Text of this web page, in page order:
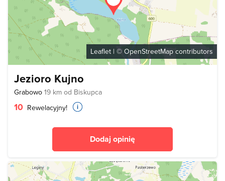
Leaflet | © OpenStreetMap contributors
Jezioro Kujno
Grabowo 19 km od Biskupca
10 Rewelacyjny!
Dodaj opinię